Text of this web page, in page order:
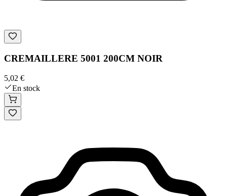
CREMAILLERE 5001 200CM NOIR
5,02 €
En stock